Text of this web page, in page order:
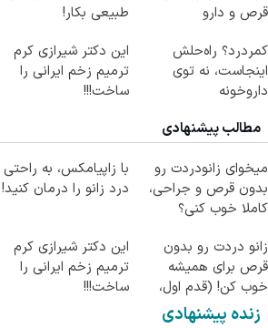
قرص و دارو
طبیعی بکار!
کمردرد؟ راه‌حلش
اینجاست، نه توی
داروخونه
این دکتر شیرازی کرم
ترمیم زخم ایرانی را
ساخت!!!
مطالب پیشنهادی
میخوای زانودردت رو
بدون قرص و جراحی،
کاملا خوب کنی؟
با زاپیامکس، به راحتی
درد زانو را درمان کنید!
زانو دردت رو بدون
قرص برای همیشه
خوب کن! (قدم اول،
پرسش‌نامه)
این دکتر شیرازی کرم
ترمیم زخم ایرانی را
ساخت!!!
زنده پیشنهادی